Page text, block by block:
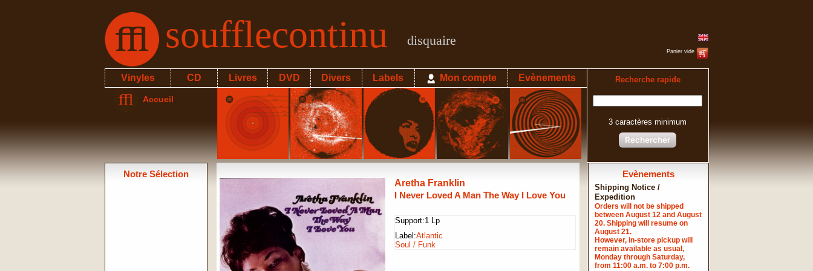
soufflecontinu disquaire
Panier vide
Vinyles CD Livres DVD Divers Labels Mon compte Evènements Recherche rapide
3 caractères minimum
Rechercher
Accueil
Evènements
Shipping Notice /
Expedition
Orders will not be shipped
between August 12 and August
20. Shipping will resume on
August 21.
However, in-store pickup will
remain available as usual,
Monday through Saturday,
from 11:00 a.m. to 7:00 p.m.
Notre Sélection
Aretha Franklin
I Never Loved A Man The Way I Love You
Support:1 Lp
Label:Atlantic
Soul / Funk